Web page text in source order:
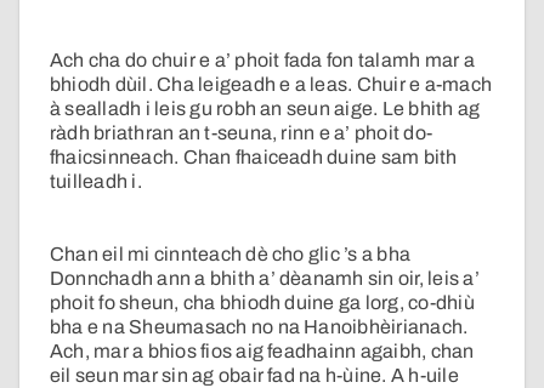
Ach cha do chuir e a’ phoit fada fon talamh mar a
bhiodh dùil. Cha leigeadh e a leas. Chuir e a-mach
à sealladh i leis gu robh an seun aige. Le bhith ag
ràdh briathran an t-seuna, rinn e a’ phoit do-
fhaicsinneach. Chan fhaiceadh duine sam bith
tuilleadh i.
Chan eil mi cinnteach dè cho glic ’s a bha
Donnchadh ann a bhith a’ dèanamh sin oir, leis a’
phoit fo sheun, cha bhiodh duine ga lorg, co-dhiù
bha e na Sheumasach no na Hanoibhèirianach.
Ach, mar a bhios fios aig feadhainn agaibh, chan
eil seun mar sin ag obair fad na h-ùine. A h-uile